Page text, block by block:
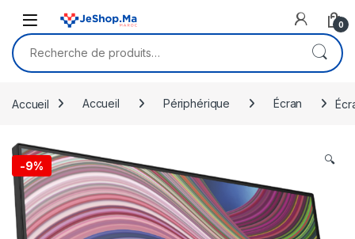
0
Recherche pour :
Accueil Accueil Périphérique Écran
-9% 🔍